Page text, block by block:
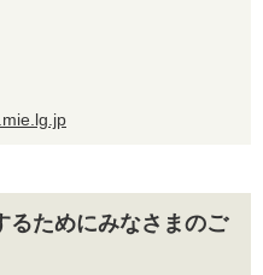
るためにみなさまのご